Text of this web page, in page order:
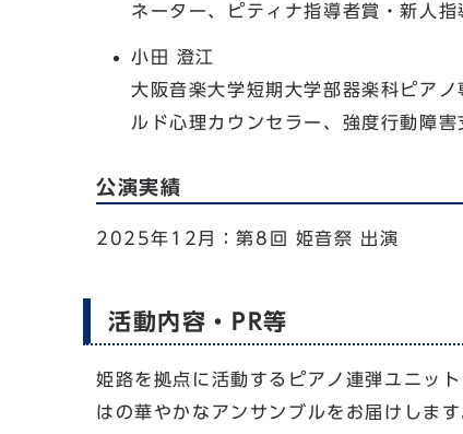
ネーター、ピティナ指導者賞・新人指
小田 澄江
大阪音楽大学短期大学部器楽科ピア
ルド心理カウンセラー、強度行動障害
公演実績
2025年12月：第8回 姫音祭 出演
活動内容・PR等
姫路を拠点に活動するピアノ連弾ユニッ
はの華やかなアンサンブルをお届けします